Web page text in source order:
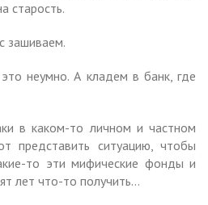
старость.
неумно. А кладем в банк, где
в каком-то личном и частном
представить ситуацию, чтобы
то эти мифические фонды и
лет что-то получить…